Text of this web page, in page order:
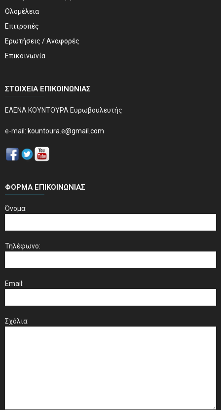
Ολομέλεια
Επιτροπές
Ερωτήσεις / Αναφορές
Επικοινωνία
ΣΤΟΙΧΕΊΑ ΕΠΙΚΟΙΝΩΝΊΑΣ
ΕΛΕΝΑ ΚΟΥΝΤΟΥΡΑ Ευρωβουλευτής
e-mail: kountoura.e@gmail.com
ΦΌΡΜΑ ΕΠΙΚΟΙΝΩΝΊΑΣ
Όνομα:
Τηλέφωνο:
Email:
Σχόλια: